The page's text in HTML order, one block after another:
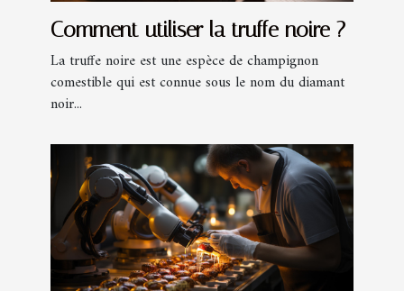
Comment utiliser la truffe noire ?
La truffe noire est une espèce de champignon
comestible qui est connue sous le nom du diamant
noir...